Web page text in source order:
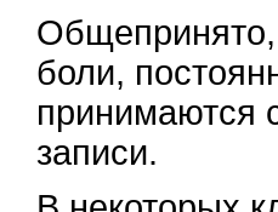
Общепринято,
боли,
принимаются
записи.